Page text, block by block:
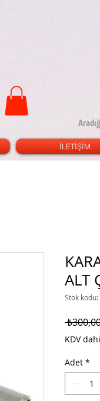
İLETİŞİM
ALT
Stok kodu:
KDV
Adet *